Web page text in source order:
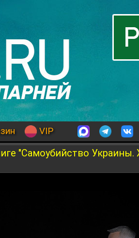
VIP
"Самоубийство Украины.